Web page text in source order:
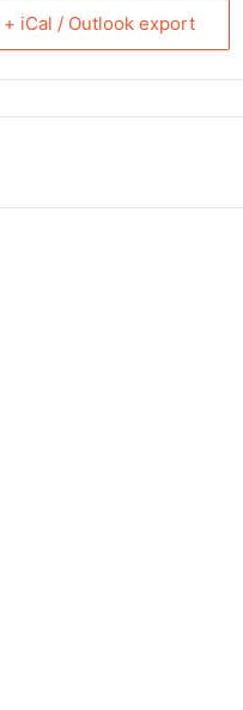
+ iCal / Outlook export